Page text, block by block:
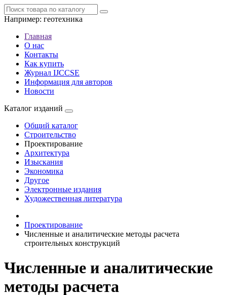
Например: геотехника
Главная
О нас
Контакты
Как купить
Журнал IJCCSE
Информация для авторов
Новости
Каталог изданий
Общий каталог
Строительство
Проектирование
Архитектура
Изыскания
Экономика
Другое
Электронные издания
Художественная литература
Проектирование
Численные и аналитические методы расчета
строительных конструкций
Численные и аналитические
методы расчета